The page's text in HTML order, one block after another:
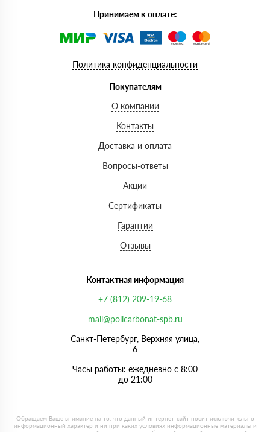
Принимаем к оплате:
Политика конфиденциальности
Покупателям
О компании
Контакты
Доставка и оплата
Вопросы-ответы
Акции
Сертификаты
Гарантии
Отзывы
Контактная информация
+7 (812) 209-19-68
mail@policarbonat-spb.ru
Санкт-Петербург, Верхняя улица,
6
Часы работы: ежедневно с 8:00
до 21:00